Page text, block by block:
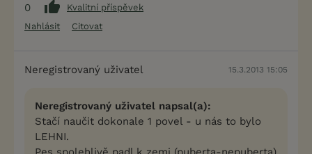
0
Kvalitní příspěvek
Nahlásit
Citovat
Neregistrovaný uživatel 15.3.2013 15:05
Neregistrovaný uživatel napsal(a):
Stačí naučit dokonale 1 povel - u nás to bylo
LEHNI.